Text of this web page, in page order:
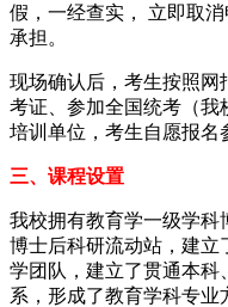
假，一经查实， 立即取
承担。
现场确认后，考生按照网
考证、参加全国统考（我
培训单位，考生自愿报名
三、课程设置
我校拥有教育学一级学科
博士后科研流动站，建立
学团队，建立了贯通本科
系，形成了教育学科专